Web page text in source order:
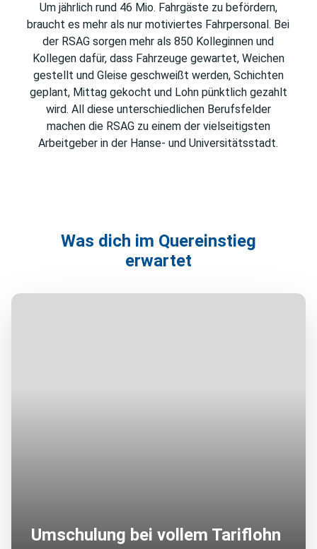
Um jährlich rund 46 Mio. Fahrgäste zu befördern,
braucht es mehr als nur motiviertes Fahrpersonal. Bei
der RSAG sorgen mehr als 850 Kolleginnen und
Kollegen dafür, dass Fahrzeuge gewartet, Weichen
gestellt und Gleise geschweißt werden, Schichten
geplant, Mittag gekocht und Lohn pünktlich gezahlt
wird. All diese unterschiedlichen Berufsfelder
machen die RSAG zu einem der vielseitigsten
Arbeitgeber in der Hanse- und Universitätsstadt.
Was dich im Quereinstieg
erwartet
Umschulung bei vollem Tariflohn